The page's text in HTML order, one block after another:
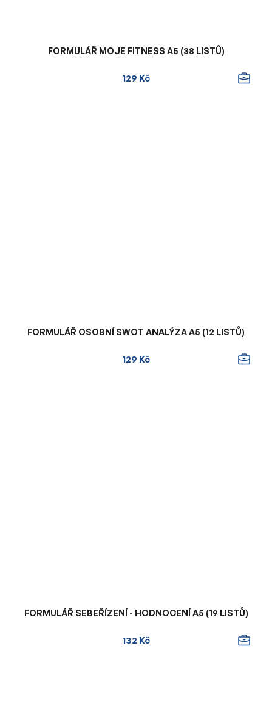
FORMULÁŘ MOJE FITNESS A5 (38 LISTŮ)
129 Kč
FORMULÁŘ OSOBNÍ SWOT ANALÝZA A5 (12 LISTŮ)
129 Kč
FORMULÁŘ SEBEŘÍZENÍ - HODNOCENÍ A5 (19 LISTŮ)
132 Kč